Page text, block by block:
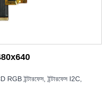
480x640
ইন্টারফেস, ইন্টারফেস I2C,